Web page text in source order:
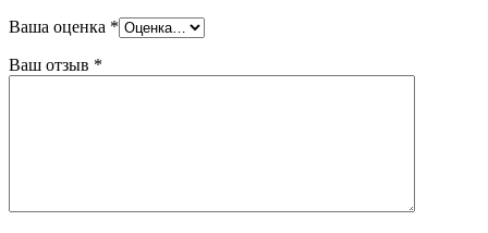
Ваша оценка *
Ваш отзыв *